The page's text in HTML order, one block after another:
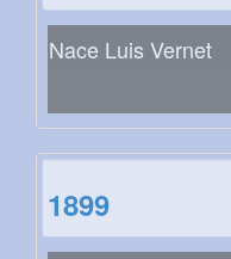
Nace Luis Vernet
1899